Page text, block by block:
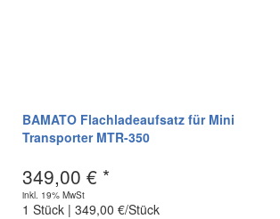
BAMATO Flachladeaufsatz für Mini
Transporter MTR-350
349,00 € *
inkl. 19% MwSt
1 Stück | 349,00 €/Stück